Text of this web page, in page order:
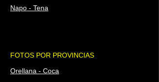
Napo - Tena
FOTOS POR PROVINCIAS
Orellana - Coca